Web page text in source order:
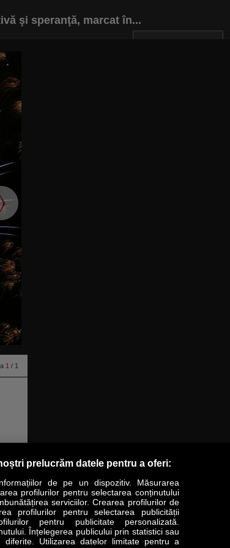
şi speranţă, marcat în...
1 / 1
şi
THE CEO LIFESTYLE SPECIAL OPINII
Revista Business Magazin
prelucrăm datele pentru a oferi:
de pe un dispozitiv. Măsurarea
profilurilor pentru selectarea conținutului
serviciilor. Crearea profilurilor de
profilurilor pentru selectarea publicității
pentru publicitate personalizată.
Înțelegerea publicului prin statistici sau
Utilizarea datelor limitate pentru a